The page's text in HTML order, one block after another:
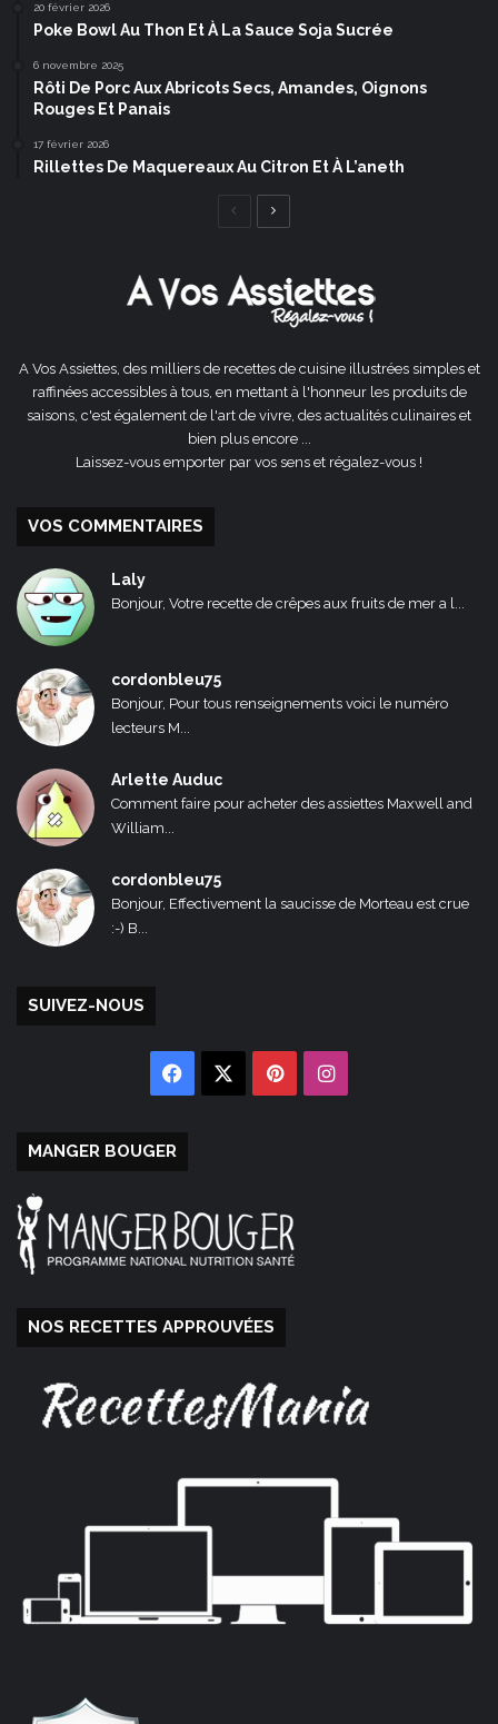
20 février 2026
Poke Bowl Au Thon Et À La Sauce Soja Sucrée
6 novembre 2025
Rôti De Porc Aux Abricots Secs, Amandes, Oignons
Rouges Et Panais
17 février 2026
Rillettes De Maquereaux Au Citron Et À L’aneth
Page
A Vos Assiettes, des milliers de recettes de cuisine illustrées simples et
raffinées accessibles à tous, en mettant à l'honneur les produits de
saisons, c'est également de l'art de vivre, des actualités culinaires et
bien plus encore ...
Laissez-vous emporter par vos sens et régalez-vous !
VOS COMMENTAIRES
Laly
Bonjour, Votre recette de crêpes aux fruits de mer a l...
cordonbleu75
Bonjour, Pour tous renseignements voici le numéro
lecteurs M...
Arlette Auduc
Comment faire pour acheter des assiettes Maxwell and
William...
cordonbleu75
Bonjour, Effectivement la saucisse de Morteau est crue
:-) B...
SUIVEZ-NOUS
Facebook PinterestInstagram
MANGER BOUGER
NOS RECETTES APPROUVÉES